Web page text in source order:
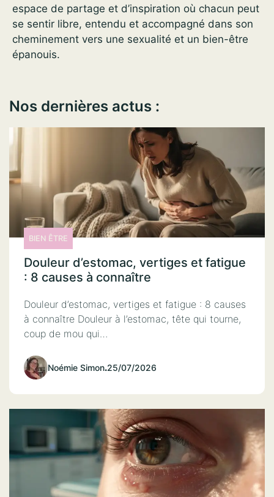
espace de partage et d’inspiration où chacun peut
se sentir libre, entendu et accompagné dans son
cheminement vers une sexualité et un bien-être
épanouis.
Nos dernières actus :
BIEN ÊTRE
Douleur d’estomac, vertiges et fatigue
: 8 causes à connaître
Douleur d’estomac, vertiges et fatigue : 8 causes
à connaître Douleur à l’estomac, tête qui tourne,
coup de mou qui…
Noémie Simon.25/07/2026